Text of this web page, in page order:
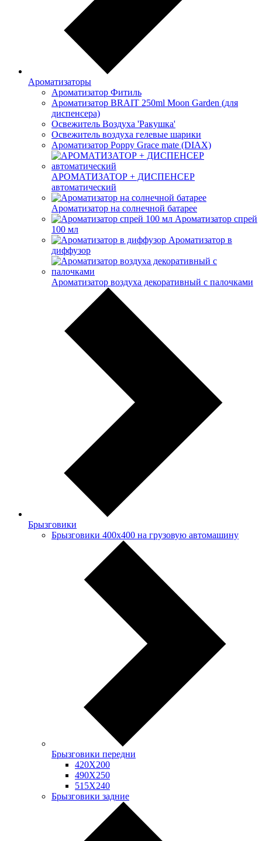
Ароматизаторы
Ароматизатор Фитиль
Ароматизатор BRAIT 250ml Moon Garden (для
диспенсера)
Освежитель Воздуха 'Ракушка'
Освежитель воздуха гелевые шарики
Ароматизатор Poppy Grace mate (DIAX)
АРОМАТИЗАТОР + ДИСПЕНСЕР
автоматический
Ароматизатор на солнечной батарее
Ароматизатор спрей
100 мл
Ароматизатор в
диффузор
Ароматизатор воздуха декоративный с палочками
Брызговики
Брызговики 400х400 на грузовую автомашину
Брызговики передни
420Х200
490Х250
515Х240
Брызговики задние